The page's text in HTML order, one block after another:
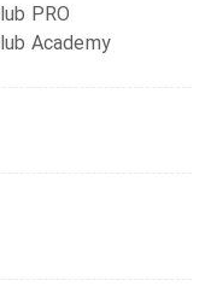
PRO
Academy